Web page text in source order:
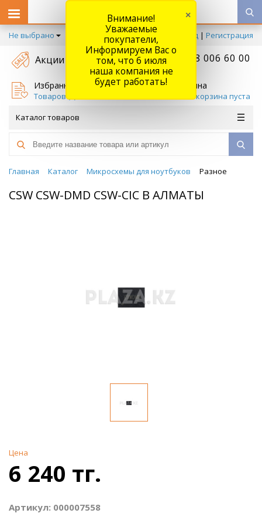
Не выбрано Вход | Регистрация
Акции +7 778 006 60 00
Избранное
Товаров (
Корзина
Ваша корзина пуста
Каталог товаров
Главная Каталог Микросхемы для ноутбуков Разное
CSW CSW-DMD CSW-CIC В АЛМАТЫ
Цена
6 240 тг.
Артикул: 000007558
Внимание!
Уважаемые
покупатели,
Информируем Вас о
том, что 6 июля
наша компания не
будет работать!
×